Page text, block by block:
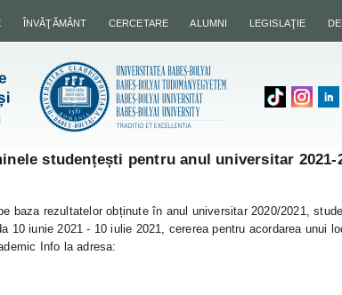
ÎNVĂŢĂMÂNT CERCETARE ALUMNI LEGISLAŢIE
studențești pentru anul universitar 2021-
baza rezultatelor obținute în anul universitar 2020/2021,
10 iunie 2021 - 10 iulie 2021, cererea pentru acordarea unui
Info la adresa: